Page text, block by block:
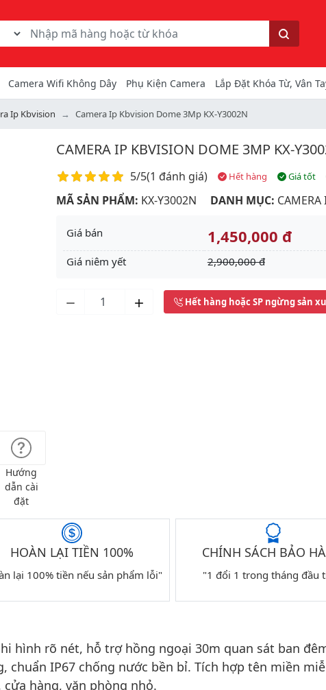
Tìm kiếm
Camera Wifi Không Dây Phụ Kiện Camera Lắp Đặt Khóa Từ, Vân
Ip Kbvision Camera Ip Kbvision Dome 3Mp KX-Y3002N
Hướng
dẫn cài
đặt
CAMERA IP KBVISION DOME 3MP KX-
Điểm đánh giá
5/5(1 đánh giá) Hết hàng Giá tốt
MÃ SẢN PHẨM: KX-Y3002N DANH MỤC: CAMERA
Giá bán 1,450,000 đ
Giá niêm yết 2,900,000 đ
Hết hàng hoặc SP ngừng sản
HOÀN LẠI TIỀN 100%
lại 100% tiền nếu sản phẩm lỗi"
CHÍNH SÁCH BẢO
"1 đổi 1 trong tháng đầu
hình rõ nét, hỗ trợ hồng ngoại 30m quan sát ban
chuẩn IP67 chống nước bền bỉ. Tích hợp tên miền
cửa hàng, văn phòng nhỏ.